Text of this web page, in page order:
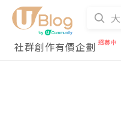
社群創作有價企劃